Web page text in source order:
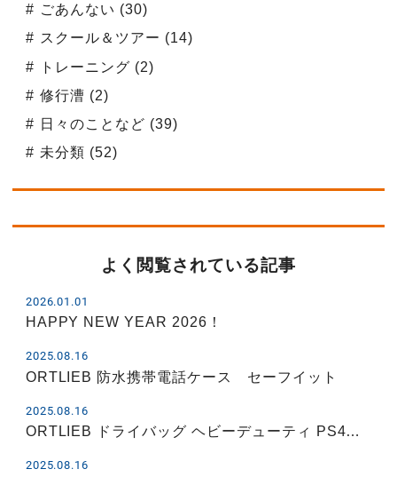
ごあんない (30)
スクール＆ツアー (14)
トレーニング (2)
修行漕 (2)
日々のことなど (39)
未分類 (52)
よく閲覧されている記事
2026.01.01
HAPPY NEW YEAR 2026！
2025.08.16
ORTLIEB 防水携帯電話ケース セーフイット
2025.08.16
ORTLIEB ドライバッグ ヘビーデューティ PS4…
2025.08.16